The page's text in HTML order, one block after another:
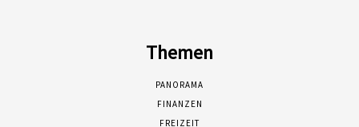
Themen
PANORAMA
FINANZEN
FREIZEIT